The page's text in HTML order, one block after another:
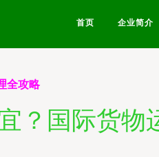
首页 企业简介
全攻略
？国际货物